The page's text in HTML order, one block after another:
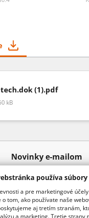
tech.dok (1).pdf
kB
Novinky e-mailom
používa
a pre marketingové
tom, ako používate naše
aj tretím stranám,
a marketing. Tretie strany